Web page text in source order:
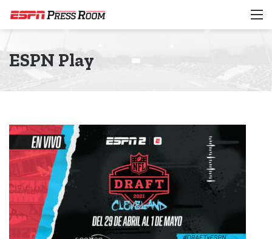
ESPN Play